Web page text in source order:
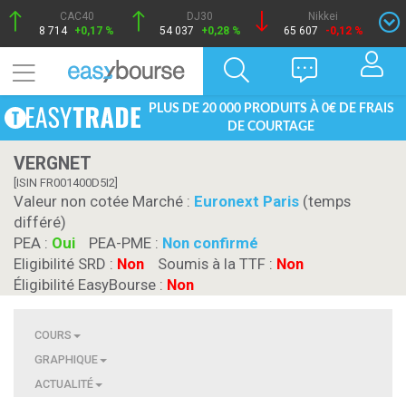
CAC40
8 714 +0,17 %
DJ30
54 037
+0,28 %
Nikkei
65 607
-0,12 %
PLUS DE 20 000 PRODUITS À 0€ DE FRAIS
DE COURTAGE
VERGNET
[ISIN FR001400D5I2]
Valeur non cotée Marché : Euronext Paris (temps
différé)
PEA : Oui PEA-PME : Non confirmé
Eligibilité SRD : Non Soumis à la TTF : Non
Éligibilité EasyBourse : Non
COURS
GRAPHIQUE
ACTUALITÉ